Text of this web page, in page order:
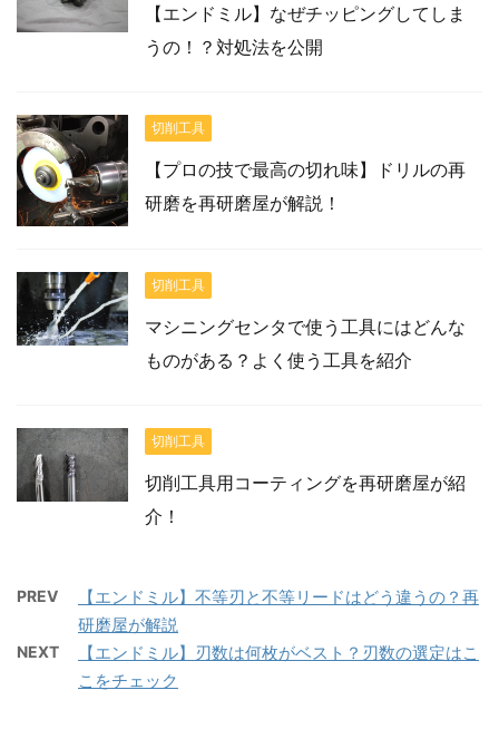
【エンドミル】なぜチッピングしてしま
うの！？対処法を公開
切削工具
【プロの技で最高の切れ味】ドリルの再
研磨を再研磨屋が解説！
切削工具
マシニングセンタで使う工具にはどんな
ものがある？よく使う工具を紹介
切削工具
切削工具用コーティングを再研磨屋が紹
介！
PREV
【エンドミル】不等刃と不等リードはどう違うの？再
研磨屋が解説
NEXT
【エンドミル】刃数は何枚がベスト？刃数の選定はこ
こをチェック